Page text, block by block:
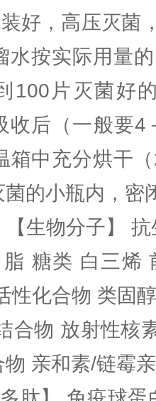
好，高压灭菌
水按实际用量
100片灭菌好
收后（一般要4
箱中充分烘干
菌的小瓶内，密
生物分子】
糖类 白三烯
性化合物 类固
合物 放射性核
亲和素/链霉